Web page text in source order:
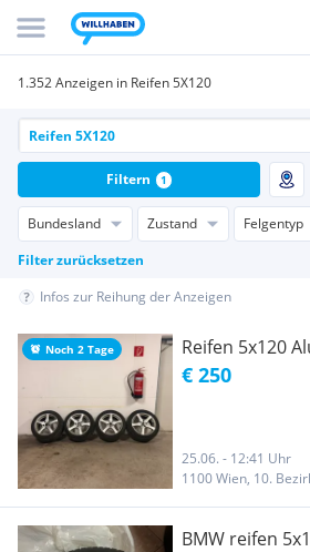
1.352 Anzeigen in Reifen 5X120
Bundesland Zustand Felgentyp
Filter zurücksetzen
Filtern 1
Infos zur Reihung der Anzeigen
Noch 2 Tage Reifen 5x120
€ 250
25.06. - 12:41 Uhr
1100 Wien, 10.
BMW reifen